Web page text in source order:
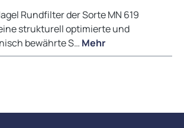
Rundfilter der Sorte MN 619
strukturell optimierte und
bewährte S… Mehr